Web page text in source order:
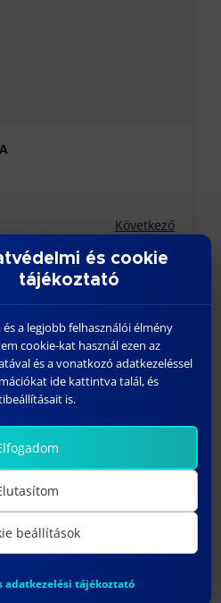
Következő
2026
– 2026
JÁNOS egyetemi
eljárása
és cookie
tájékoztató
a legjobb felhasználói élmény
cookie-kat használ ezen az
és a vonatkozó adatkezeléssel
ide kattintva talál, és
is.
beállítások
adatkezelési tájékoztató